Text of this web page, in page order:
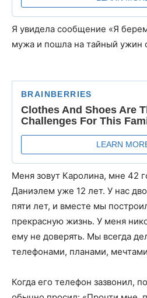
Я увидела сообщение «Я
мужа и пошла на тайный ужин
Меня зовут Каролина, мне 42
Даниэлем уже 12 лет. У нас
пяти лет, и вместе мы
прекрасную жизнь. У меня
ему не доверять. Мы всегда
телефонами, планами,
Когда его телефон зазвонил,